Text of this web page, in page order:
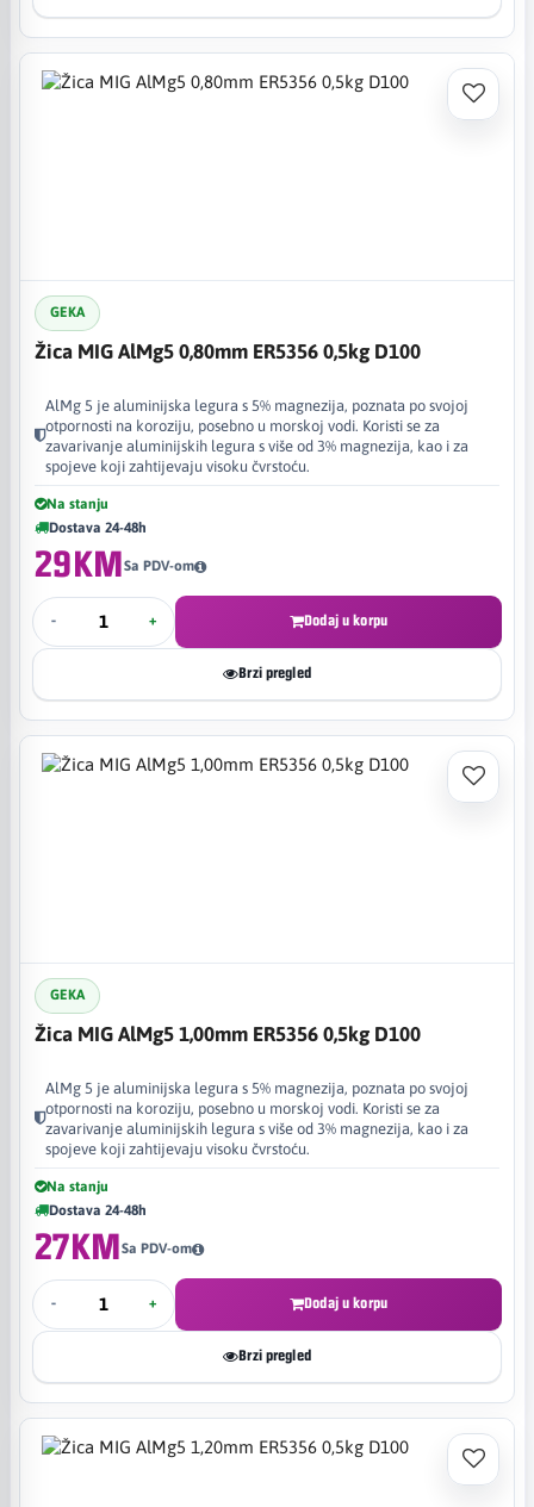
GEKA
Žica MIG AlMg5 0,80mm ER5356 0,5kg D100
AlMg 5 je aluminijska legura s 5% magnezija, poznata po svojoj
otpornosti na koroziju, posebno u morskoj vodi. Koristi se za
zavarivanje aluminijskih legura s više od 3% magnezija, kao i za
spojeve koji zahtijevaju visoku čvrstoću.
Na stanju
Dostava 24-48h
29KMSa PDV-om
- + Dodaj u korpu
Brzi pregled
GEKA
Žica MIG AlMg5 1,00mm ER5356 0,5kg D100
AlMg 5 je aluminijska legura s 5% magnezija, poznata po svojoj
otpornosti na koroziju, posebno u morskoj vodi. Koristi se za
zavarivanje aluminijskih legura s više od 3% magnezija, kao i za
spojeve koji zahtijevaju visoku čvrstoću.
Na stanju
Dostava 24-48h
27KMSa PDV-om
- + Dodaj u korpu
Brzi pregled